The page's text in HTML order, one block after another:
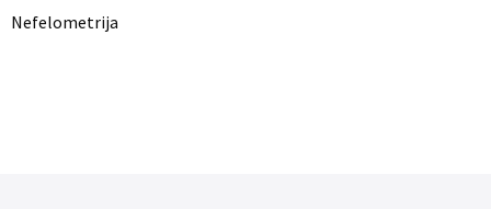
Nefelometrija